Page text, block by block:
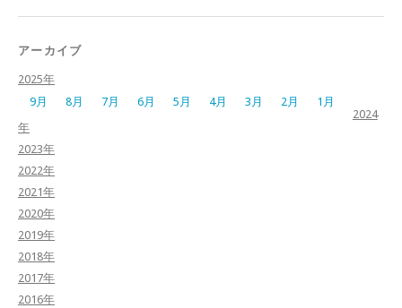
アーカイブ
2025年
9月
8月 7月 6月 5月 4月 3月 2月
1月
2024
年
2023年
2022年
2021年
2020年
2019年
2018年
2017年
2016年